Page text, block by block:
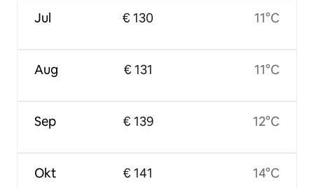
Jul
Aug
Sep
Okt
€ 130
€ 131
€ 139
€ 141
11°C
11°C
12°C
14°C